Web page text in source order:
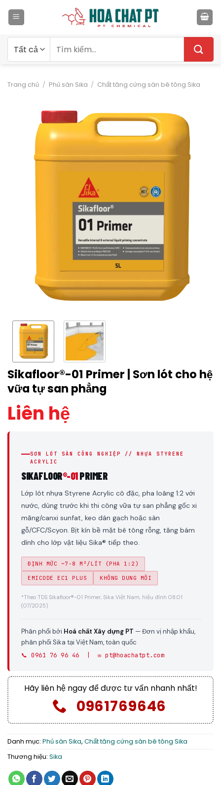
qua
kiếm:
Trang chủ / Phủ sàn Sika / Chất tăng cứng sàn bê tông Sika
Sikafloor®-01 Primer | Sơn lót cho hệ
vữa tự san phẳng
Liên hệ
SƠN LÓT SÀN CÔNG NGHIỆP // NHỰA STYRENE
ACRYLIC
SIKAFLOOR®-01PRIMER
Lớp lót nhựa Styrene Acrylic cô đặc, pha loãng 1:2 với
nước, dùng trước khi thi công vữa tự san phẳng gốc xi
măng/canxi sunfat, keo dán gạch hoặc sàn
gỗ/CFC/Scyon. Bịt kín bề mặt bê tông rỗng, tăng bám
dính cho lớp vật liệu Sika® tiếp theo.
ĐỊNH MỨC ~7-8 M²/LÍT (PHA 1:2)
EMICODE EC1 PLUS KHÔNG DUNG MÔI
*Theo TDS Sikafloor®-01 Primer, Sika Việt Nam, hiệu đính 08.01
(07/2025)
Phân phối bởi Hoá chất Xây dựng PT — Đơn vị nhập khẩu,
phân phối Sika tại Việt Nam, toàn quốc
📞 0961 76 96 46 | ✉️ pt@hoachatpt.com
Hãy liên hệ ngay để được tư vấn nhanh nhất!
0961769646
Danh mục: Phủ sàn Sika, Chất tăng cứng sàn bê tông Sika
Thương hiệu: Sika